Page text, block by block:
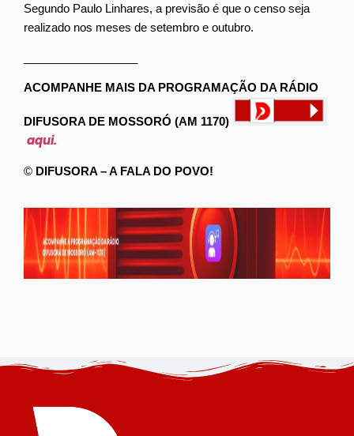
Segundo Paulo Linhares, a previsão é que o censo seja
realizado nos meses de setembro e outubro.
ACOMPANHE MAIS DA PROGRAMAÇÃO DA RÁDIO
DIFUSORA DE MOSSORÓ (AM 1170)
aqui.
© DIFUSORA – A FALA DO POVO!